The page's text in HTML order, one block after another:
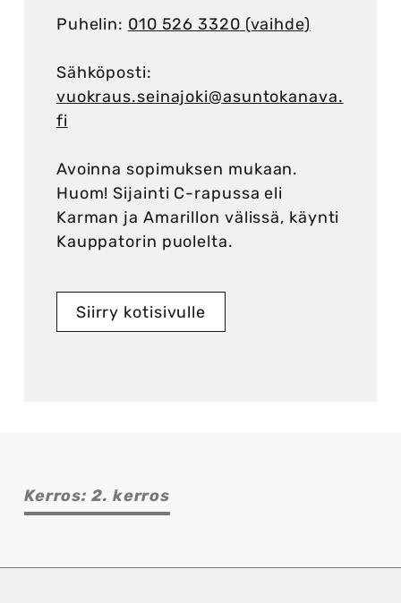
Puhelin: 010 526 3320 (vaihde)
Sähköposti:
vuokraus.seinajoki@asuntokanava.
fi
Avoinna sopimuksen mukaan.
Huom! Sijainti C-rapussa eli
Karman ja Amarillon välissä, käynti
Kauppatorin puolelta.
Siirry kotisivulle
Kerros: 2. kerros